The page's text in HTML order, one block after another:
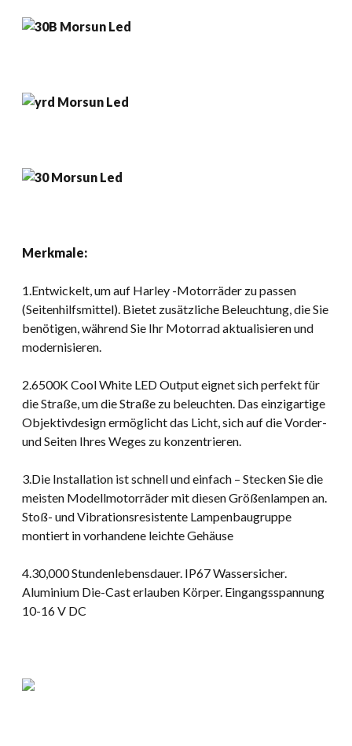
Merkmale:
1.Entwickelt, um auf Harley -Motorräder zu passen
(Seitenhilfsmittel). Bietet zusätzliche Beleuchtung, die Sie
benötigen, während Sie Ihr Motorrad aktualisieren und
modernisieren.
2.6500K Cool White LED Output eignet sich perfekt für
die Straße, um die Straße zu beleuchten. Das einzigartige
Objektivdesign ermöglicht das Licht, sich auf die Vorder-
und Seiten Ihres Weges zu konzentrieren.
3.Die Installation ist schnell und einfach – Stecken Sie die
meisten Modellmotorräder mit diesen Größenlampen an.
Stoß- und Vibrationsresistente Lampenbaugruppe
montiert in vorhandene leichte Gehäuse
4.30,000 Stundenlebensdauer. IP67 Wassersicher.
Aluminium Die-Cast erlauben Körper. Eingangsspannung
10-16 V DC